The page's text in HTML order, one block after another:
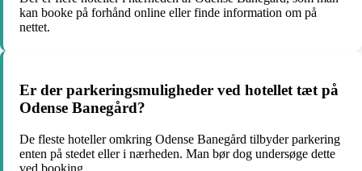
kan booke på forhånd online eller finde information om på
nettet.
Er der parkeringsmuligheder ved hotellet tæt på
Odense Banegård?
De fleste hoteller omkring Odense Banegård tilbyder parkering
enten på stedet eller i nærheden. Man bør dog undersøge dette
ved booking.